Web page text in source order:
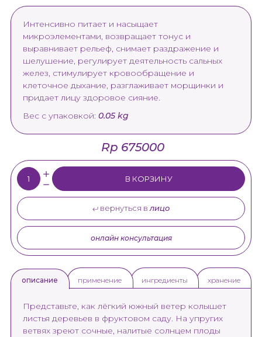
Интенсивно питает и насыщает
микроэлементами, возвращает тонус и
выравнивает рельеф, снимает раздражение и
шелушение, регулирует деятельность сальных
желез, стимулирует кровообращение и
клеточное дыхание, разглаживает морщинки и
придает лицу здоровое сияние.
Вес с упаковкой: 0.05 kg
Rp 675000
Кол-во:
В КОРЗИНУ
вернуться в лицо
онлайн консультация
описание применение ингредиенты хранение
Представьте, как лёгкий южный ветер колышет
листья деревьев в фруктовом саду. На упругих
ветвях зреют сочные, налитые солнцем плоды